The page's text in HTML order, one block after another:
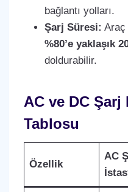
bağlantı yolları.
Şarj Süresi: Araç
%80’e yaklaşık
doldurabilir.
AC ve DC Şarj
Tablosu
Özellik
AC